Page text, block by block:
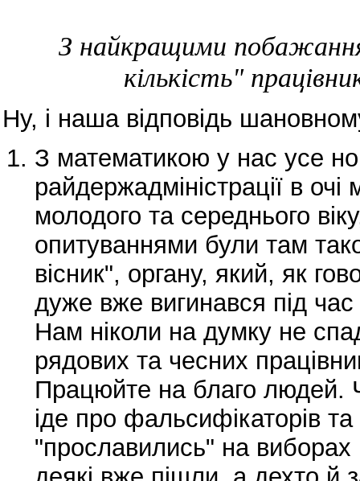
З найкращими
кількість"
Ну, і наша відповідь
З математикою у нас усе
райдержадміністрації в
молодого та середнього
опитуваннями були там
вісник", органу, який, як
дуже вже вигинався під час
Нам ніколи на думку не
рядових та чесних
Працюйте на благо
іде про фальсифікаторів
"прославились" на